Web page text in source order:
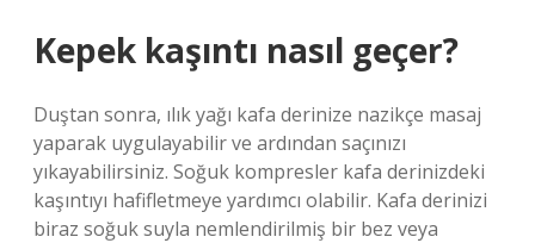
Kepek kaşıntı nasıl geçer?
Duştan sonra, ılık yağı kafa derinize nazikçe masaj
yaparak uygulayabilir ve ardından saçınızı
yıkayabilirsiniz. Soğuk kompresler kafa derinizdeki
kaşıntıyı hafifletmeye yardımcı olabilir. Kafa derinizi
biraz soğuk suyla nemlendirilmiş bir bez veya